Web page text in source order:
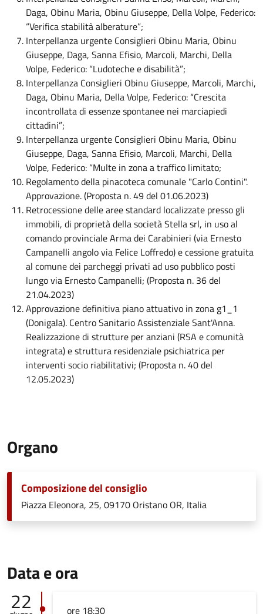
Daga, Obinu Maria, Obinu Giuseppe, Della Volpe, Federico:
“Verifica stabilità alberature”;
Interpellanza urgente Consiglieri Obinu Maria, Obinu
Giuseppe, Daga, Sanna Efisio, Marcoli, Marchi, Della
Volpe, Federico: “Ludoteche e disabilità”;
Interpellanza Consiglieri Obinu Giuseppe, Marcoli, Marchi,
Daga, Obinu Maria, Della Volpe, Federico: “Crescita
incontrollata di essenze spontanee nei marciapiedi
cittadini”;
Interpellanza urgente Consiglieri Obinu Maria, Obinu
Giuseppe, Daga, Sanna Efisio, Marcoli, Marchi, Della
Volpe, Federico: “Multe in zona a traffico limitato;
Regolamento della pinacoteca comunale "Carlo Contini".
Approvazione. (Proposta n. 49 del 01.06.2023)
Retrocessione delle aree standard localizzate presso gli
immobili, di proprietà della società Stella srl, in uso al
comando provinciale Arma dei Carabinieri (via Ernesto
Campanelli angolo via Felice Loffredo) e cessione gratuita
al comune dei parcheggi privati ad uso pubblico posti
lungo via Ernesto Campanelli; (Proposta n. 36 del
21.04.2023)
Approvazione definitiva piano attuativo in zona g1_1
(Donigala). Centro Sanitario Assistenziale Sant'Anna.
Realizzazione di strutture per anziani (RSA e comunità
integrata) e struttura residenziale psichiatrica per
interventi socio riabilitativi; (Proposta n. 40 del
12.05.2023)
Organo
Composizione del consiglio
Piazza Eleonora, 25, 09170 Oristano OR, Italia
Data e ora
22 ore 18:30